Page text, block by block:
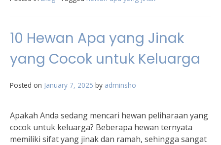
10 Hewan Apa yang Jinak
yang Cocok untuk Keluarga
Posted on January 7, 2025 by adminsho
Apakah Anda sedang mencari hewan peliharaan yang
cocok untuk keluarga? Beberapa hewan ternyata
memiliki sifat yang jinak dan ramah, sehingga sangat